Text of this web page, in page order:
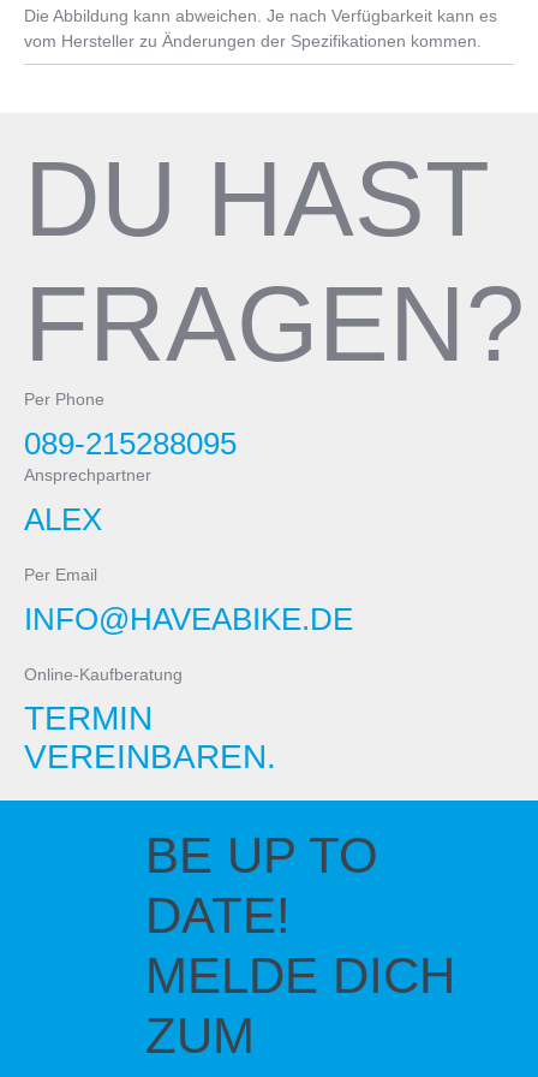
Cannondale BB30 w/ 24mm adapter
HollowGram 27 KNØT, Alloy, 2 bolt clamp, 330mm
Pedale
Die Abbildung kann abweichen. Je nach Verfügbarkeit kann es
vom Hersteller zu Änderungen der Spezifikationen kommen.
DU HAST
FRAGEN?
Per Phone
089-215288095
Ansprechpartner
ALEX
Per Email
INFO@HAVEABIKE.DE
Online-Kaufberatung
TERMIN
VEREINBAREN.
BE UP TO
DATE!
MELDE DICH
ZUM